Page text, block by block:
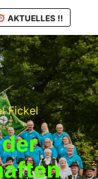
AKTUELLES !!
Fickel